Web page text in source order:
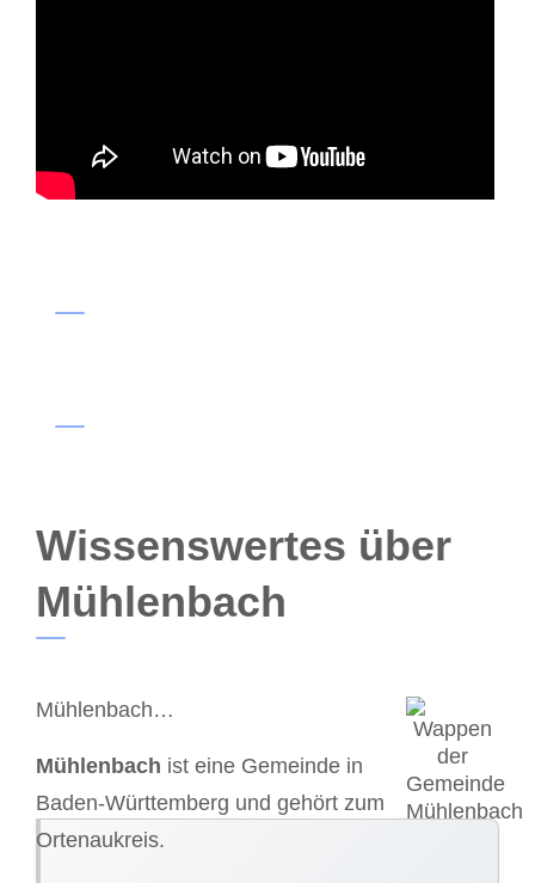
Wissenswertes über
Mühlenbach
Mühlenbach…
Mühlenbach ist eine Gemeinde in
Baden-Württemberg und gehört zum
Ortenaukreis.